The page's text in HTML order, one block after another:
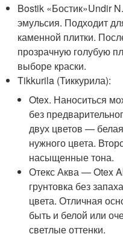
Bostik «Бостик»Undir
эмульсия. Подходит
каменной плитки.
прозрачную голубую
выборе краски.
Tikkurila (Тиккурила):
Otex. Наноситься
без
двух цветов —
нужного цвета.
насыщенные тона.
Отекс Аква — Otex
грунтовка без
цвета. Отличная
быть и белой или
светлые оттенки.